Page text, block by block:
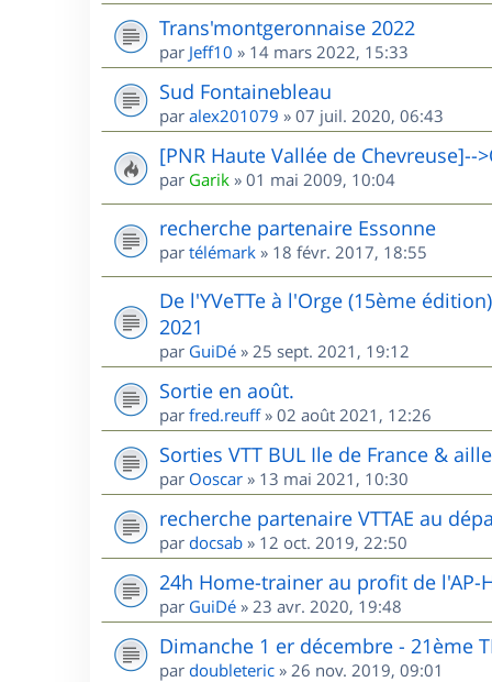
Trans'montgeronnaise 2022
par Jeff10 » 14 mars 2022, 15:33
Sud Fontainebleau
par alex201079 » 07 juil. 2020, 06:43
[PNR Haute Vallée de
par Garik » 01 mai 2009, 10:04
recherche partenaire Essonne
par télémark » 18 févr. 2017, 18:55
De l'YVeTTe à l'Orge (15ème
2021
par GuiDé » 25 sept. 2021, 19:12
Sortie en août.
par fred.reuff» 02 août 2021, 12:26
Sorties VTT BUL Ile de France &
par Ooscar » 13 mai 2021, 10:30
recherche partenaire VTTAE au
par docsab » 12 oct. 2019, 22:50
24h Home-trainer au profit de l'AP-
par GuiDé » 23 avr. 2020, 19:48
Dimanche 1 er décembre - 21ème
par doubleteric » 26 nov. 2019, 09:01